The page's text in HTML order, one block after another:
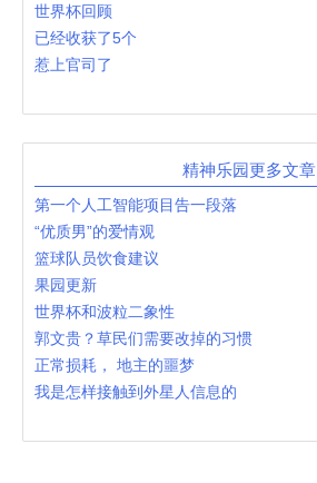
世界杯回顾
已经收获了5个
惹上官司了
精神乐园更多文章
第一个人工智能项目告一段落
“优质男”的爱情观
篮球队员饮食建议
果园更新
世界杯和波粒二象性
郭文贵？草民们需要改掉的习惯
正常损耗， 地主的噩梦
我是怎样接触到外星人信息的